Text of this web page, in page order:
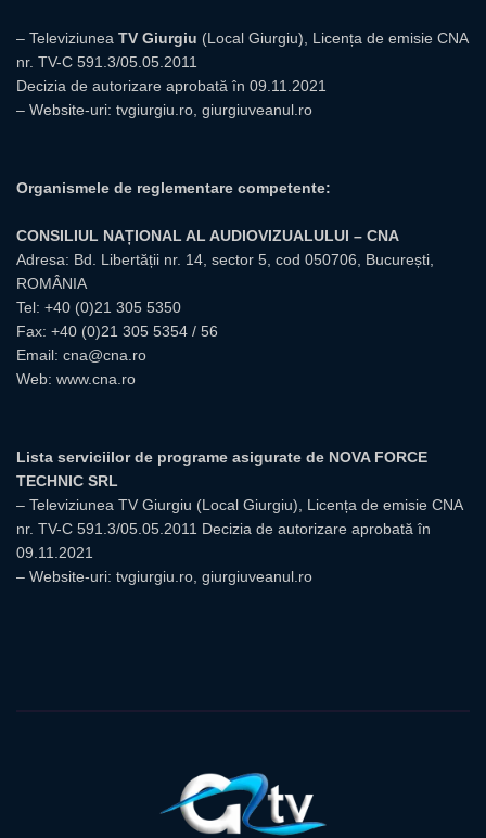
– Televiziunea TV Giurgiu (Local Giurgiu), Licența de emisie CNA
nr. TV-C 591.3/05.05.2011
Decizia de autorizare aprobată în 09.11.2021
– Website-uri: tvgiurgiu.ro giurgiuveanul.ro
Organismele de reglementare competente:
CONSILIUL NAȚIONAL AL AUDIOVIZUALULUI – CNA
Adresa: Bd. Libertății nr. 14, sector 5, cod 050706, București,
ROMÂNIA
Tel: +40 (0)21 305 5350
Fax: +40 (0)21 305 5354 / 56
Email: cna@cna.ro
Web: www.cna.ro
Lista serviciilor de programe asigurate de NOVA FORCE
TECHNIC SRL
– Televiziunea TV Giurgiu (Local Giurgiu), Licența de emisie CNA
nr. TV-C 591.3/05.05.2011 Decizia de autorizare aprobată în
09.11.2021
– Website-uri: tvgiurgiu.ro, giurgiuveanul.ro